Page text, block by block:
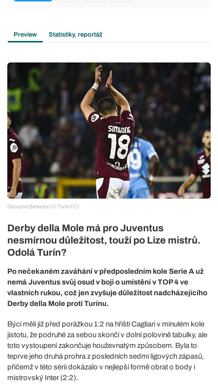
Preview Statistiky, reportáž
Giovanni Simeone (© Turín FC)
Derby della Mole má pro Juventus
nesmírnou důležitost, touží po Lize mistrů.
Odolá Turín?
Po nečekaném zaváhání v předposledním kole Serie A už
nemá Juventus svůj osud v boji o umístění v TOP 4 ve
vlastních rukou, což jen zvyšuje důležitost nadcházejícího
Derby della Mole proti Turínu.
Býci měli již před porážkou 1:2 na hřišti Cagliari v minulém kole
jistotu, že podruhé za sebou skončí v dolní polovině tabulky, ale
toto vystoupení zakončuje houževnatým způsobem. Byla to
teprve jeho druhá prohra z posledních sedmi ligových zápasů,
přičemž v této sérii dokázalo v nejlepší formě obrat o body i
mistrovský Inter (2:2).